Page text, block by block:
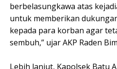
berbelasungkawa atas
untuk memberikan
kepada para korban agar
sembuh,” ujar AKP Raden
Lebih lanjut, Kapolsek Batu